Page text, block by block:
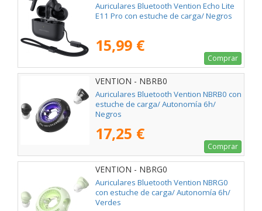
Auriculares Bluetooth Vention Echo Lite
E11 Pro con estuche de carga/ Negros
15,99 €
Comprar
VENTION - NBRB0
Auriculares Bluetooth Vention NBRB0 con
estuche de carga/ Autonomía 6h/
Negros
17,25 €
Comprar
VENTION - NBRG0
Auriculares Bluetooth Vention NBRG0
con estuche de carga/ Autonomía 6h/
Verdes